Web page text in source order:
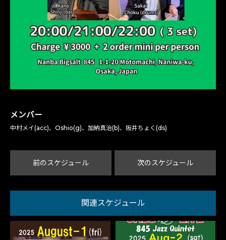
メンバー
中村メイ(acc)、Oshio(g)、加納真治(b)、阪井ちょく(ds)
前のスケジュール 次のスケジュール
関連スケジュール